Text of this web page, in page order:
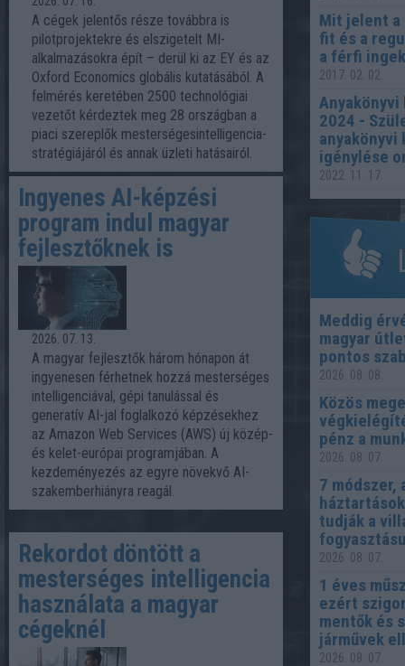
A cégek jelentős része továbbra is
pilotprojektekre és elszigetelt MI-
alkalmazásokra épít – derül ki az EY és az
Oxford Economics globális kutatásából. A
felmérés keretében 2500 technológiai
vezetőt kérdeztek meg 28 országban a
piaci szereplők mesterségesintelligencia-
stratégiájáról és annak üzleti hatásairól.
Ingyenes AI-képzési
program indul magyar
fejlesztőknek is
2026. 07. 13.
A magyar fejlesztők három hónapon át
ingyenesen férhetnek hozzá mesterséges
intelligenciával, gépi tanulással és
generatív AI-jal foglalkozó képzésekhez
az Amazon Web Services (AWS) új közép-
és kelet-európai programjában. A
kezdeményezés az egyre növekvő AI-
szakemberhiányra reagál.
Rekordot döntött a
mesterséges intelligencia
használata a magyar
cégeknél
Mit jelent a
fit és a
a férfi
2017. 02. 02.
2024 -
anyakönyvi
igénylése
2022. 11. 17.
Meddig
magyar
pontos
2026. 08. 08.
Közös
pénz a
2026. 08. 07.
7 módszer,
tudják a
2026. 08. 07.
1 éves
ezért
mentők és
járművek
2026. 08. 07.